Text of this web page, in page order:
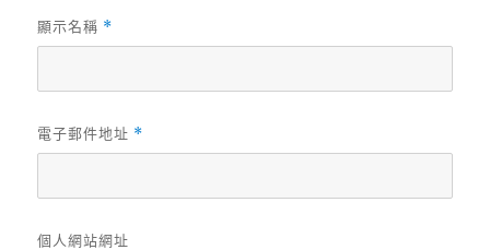
顯示名稱 *
電子郵件地址 *
個人網站網址